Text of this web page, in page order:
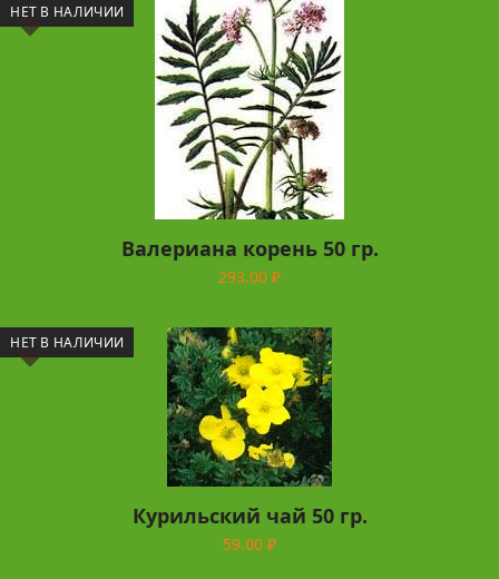
НЕТ В НАЛИЧИИ
Валериана корень 50 гр.
293.00 ₽
НЕТ В НАЛИЧИИ
Курильский чай 50 гр.
59.00 ₽